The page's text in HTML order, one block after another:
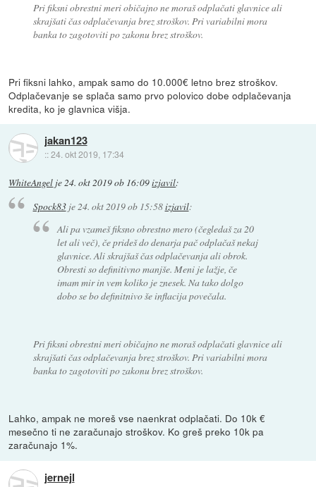
Pri fiksni obrestni meri običajno ne moraš odplačati glavnice ali
skrajšati čas odplačevanja brez stroškov. Pri variabilni mora
banka to zagotoviti po zakonu brez stroškov.
Pri fiksni lahko, ampak samo do 10.000€ letno brez stroškov.
Odplačevanje se splača samo prvo polovico dobe odplačevanja
kredita, ko je glavnica višja.
jakan123
::24. okt 2019, 17:34
WhiteAngel je24. okt 2019 ob 16:09izjavil:
Spock83je 24. okt 2019 ob 15:58izjavil:
Ali pa vzameš fiksno obrestno mero (čegledaš za 20
let ali več), če prideš do denarja pač odplačaš nekaj
glavnice. Ali skrajšaš čas odplačevanja ali obrok.
Obresti so definitivno manjše. Meni je lažje, če
imam mir in vem koliko je znesek. Na tako dolgo
dobo se bo definitnivo še inflacija povečala.
Pri fiksni obrestni meri običajno ne moraš odplačati glavnice ali
skrajšati čas odplačevanja brez stroškov. Pri variabilni mora
banka to zagotoviti po zakonu brez stroškov.
Lahko, ampak ne moreš vse naenkrat odplačati. Do 10k €
mesečno ti ne zaračunajo stroškov. Ko greš preko 10k pa
zaračunajo 1%.
jernejl